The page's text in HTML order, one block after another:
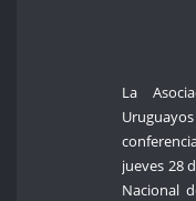
La
jueves 28
Nacional